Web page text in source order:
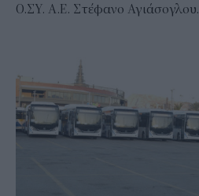
Ο.ΣΥ. Α.Ε. Στέφανο Αγιάσογλου.